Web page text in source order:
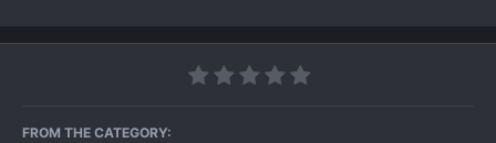
FROM THE CATEGORY: